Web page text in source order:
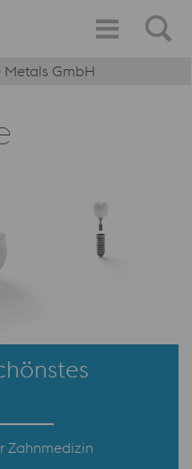
GmbH
Zahnmedizin